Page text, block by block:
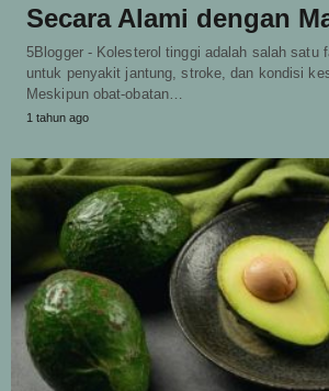
Secara Alami dengan
5Blogger - Kolesterol tinggi adalah salah satu
untuk penyakit jantung, stroke, dan kondisi
Meskipun obat-obatan…
1 tahun ago